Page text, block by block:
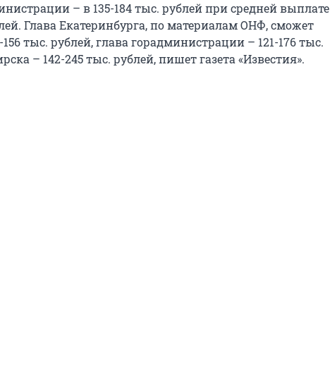
– в 135-184 тыс. рублей при средней выплате
Глава Екатеринбурга, по материалам ОНФ, сможет
тыс. рублей, глава горадминистрации – 121-176 тыс.
– 142-245 тыс. рублей, пишет газета «Известия».